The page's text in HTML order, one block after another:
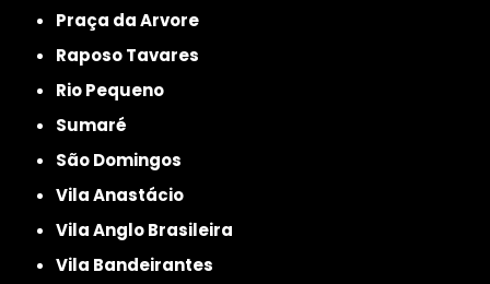
Praça da Arvore
Raposo Tavares
Rio Pequeno
Sumaré
São Domingos
Vila Anastácio
Vila Anglo Brasileira
Vila Bandeirantes